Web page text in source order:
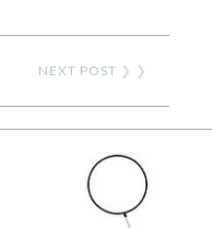
NEXT POST ❯ ❯